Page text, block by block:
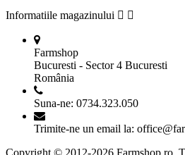
Informatiile magazinului  
Farmshop
Bucuresti - Sector 4 Bucuresti
România
Suna-ne: 0734.323.050
Trimite-ne un email la:
Copyright © 2012-2026 Farmshop.ro.